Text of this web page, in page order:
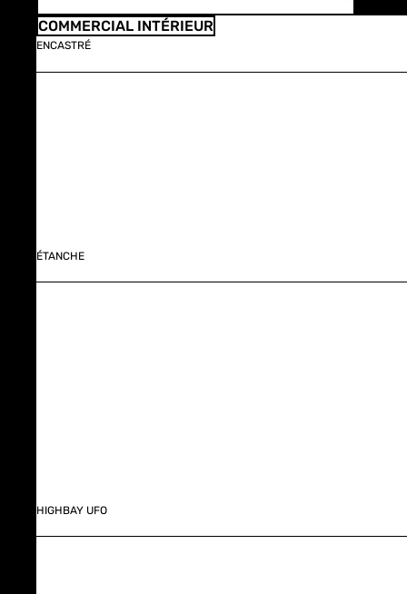
COMMERCIAL INTÉRIEUR
ENCASTRÉ
ÉTANCHE
HIGHBAY UFO